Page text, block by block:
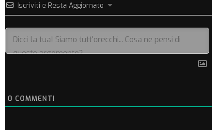
Iscriviti e Resta Aggiornato
0 COMMENTI